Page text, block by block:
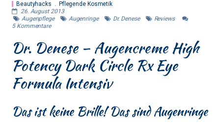
Beautyhacks
Pflegende Kosmetik
26. August 2013
Augenpflege Augenringe Dr. Denese
Reviews
5 Kommentare
Dr. Denese – Augencreme High
Potency Dark Circle Rx Eye
Formula Intensiv
Das ist keine Brille! Das sind Augenringe